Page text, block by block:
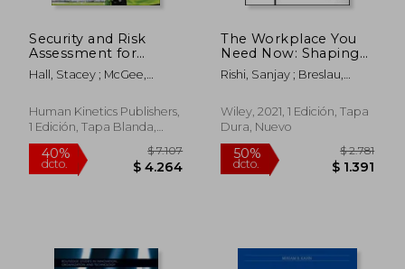
50% 50%
Security and Risk
Assessment for
Facility and Event
Managers (en Inglés)
Hall, Stacey ; McGee,
E.
Human Kinetics Publishers,
1 Edición, Tapa Blanda,
Nuevo
The Workplace You
Need Now: Shaping
Spaces for the Future
of Work (en Inglés)
Rishi, Sanjay ; Breslau,
Wiley, 2021, 1 Edición, Tapa
Dura, Nuevo